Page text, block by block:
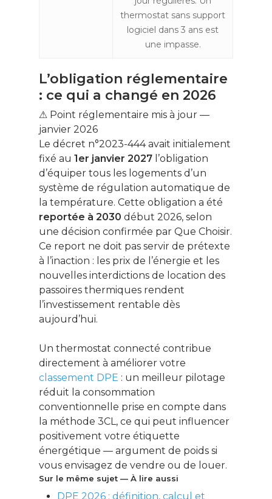
thermostat sans support
logiciel dans 3 ans est
une impasse.
L’obligation réglementaire
: ce qui a changé en 2026
⚠ Point réglementaire mis à jour —
janvier 2026
Le décret n°2023-444 avait initialement
fixé au 1er janvier 2027 l’obligation
d’équiper tous les logements d’un
système de régulation automatique de
la température. Cette obligation a été
reportée à 2030 début 2026, selon
une décision confirmée par Que Choisir.
Ce report ne doit pas servir de prétexte
à l’inaction : les prix de l’énergie et les
nouvelles interdictions de location des
passoires thermiques rendent
l’investissement rentable dès
aujourd’hui.
Un thermostat connecté contribue
directement à améliorer votre
classement DPE : un meilleur pilotage
réduit la consommation
conventionnelle prise en compte dans
la méthode 3CL, ce qui peut influencer
positivement votre étiquette
énergétique — argument de poids si
vous envisagez de vendre ou de louer.
Sur le même sujet — À lire aussi
DPE 2026 : définition, calcul et